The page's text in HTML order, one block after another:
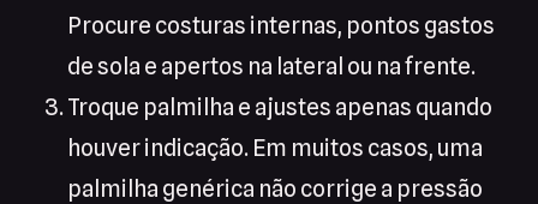
Procure costuras internas, pontos gastos
de sola e apertos na lateral ou na frente.
Troque palmilha e ajustes apenas quando
houver indicação. Em muitos casos, uma
palmilha genérica não corrige a pressão